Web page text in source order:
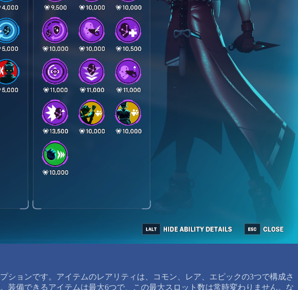
ョンです。アイテムのレアリティは、コモン、レア、エピックの3つで構成さ
備できるアイテムは最大6つで、この最大スロット数は常時変わりません。な